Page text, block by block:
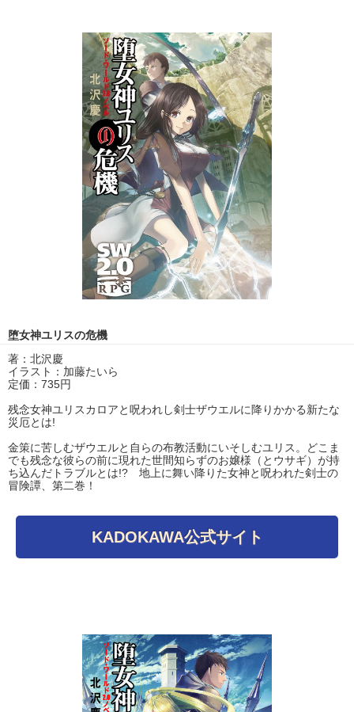
堕女神ユリスの危機
著：北沢慶
イラスト：加藤たいら
定価：735円
残念女神ユリスカロアと呪われし剣士ザウエルに降りかかる新たな
災厄とは!
金策に苦しむザウエルと自らの布教活動にいそしむユリス。どこま
でも残念な彼らの前に現れた世間知らずのお嬢様（とウサギ）が持
ち込んだトラブルとは!? 地上に舞い降りた女神と呪われた剣士の
冒険譚、第二巻！
KADOKAWA公式サイト